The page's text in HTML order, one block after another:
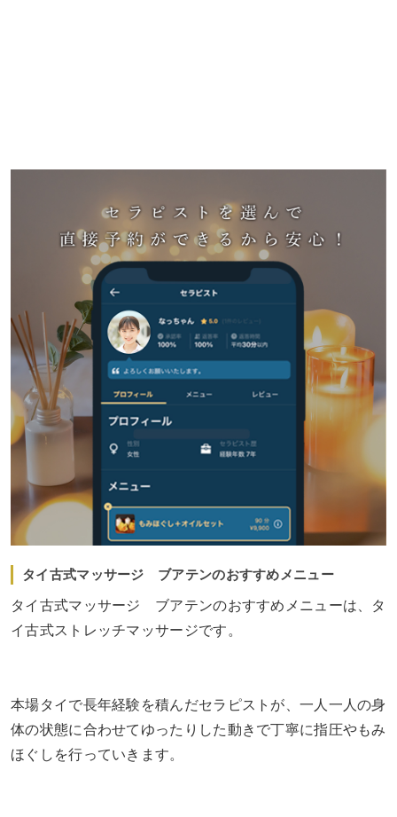
タイ古式マッサージ ブアテンのおすすめメニュー
タイ古式マッサージ ブアテンのおすすめメニューは、タ
イ古式ストレッチマッサージです。
本場タイで長年経験を積んだセラピストが、一人一人の身
体の状態に合わせてゆったりした動きで丁寧に指圧やもみ
ほぐしを行っていきます。